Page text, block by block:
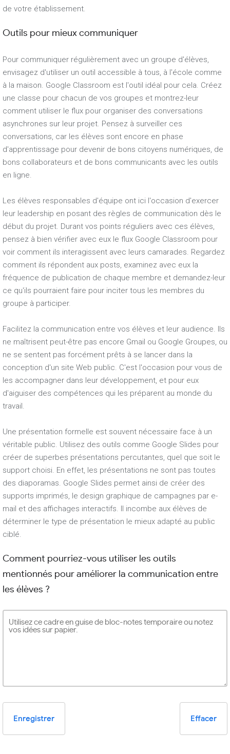
de votre établissement.
Outils pour mieux communiquer
Pour communiquer régulièrement avec un groupe d'élèves,
envisagez d'utiliser un outil accessible à tous, à l'école comme
à la maison. Google Classroom est l'outil idéal pour cela. Créez
une classe pour chacun de vos groupes et montrez-leur
comment utiliser le flux pour organiser des conversations
asynchrones sur leur projet. Pensez à surveiller ces
conversations, car les élèves sont encore en phase
d'apprentissage pour devenir de bons citoyens numériques, de
bons collaborateurs et de bons communicants avec les outils
en ligne.
Les élèves responsables d'équipe ont ici l'occasion d'exercer
leur leadership en posant des règles de communication dès le
début du projet. Durant vos points réguliers avec ces élèves,
pensez à bien vérifier avec eux le flux Google Classroom pour
voir comment ils interagissent avec leurs camarades. Regardez
comment ils répondent aux posts, examinez avec eux la
fréquence de publication de chaque membre et demandez-leur
ce qu'ils pourraient faire pour inciter tous les membres du
groupe à participer.
Facilitez la communication entre vos élèves et leur audience. Ils
ne maîtrisent peut-être pas encore Gmail ou Google Groupes, ou
ne se sentent pas forcément prêts à se lancer dans la
conception d'un site Web public. C'est l'occasion pour vous de
les accompagner dans leur développement, et pour eux
d'aiguiser des compétences qui les préparent au monde du
travail.
Une présentation formelle est souvent nécessaire face à un
véritable public. Utilisez des outils comme Google Slides pour
créer de superbes présentations percutantes, quel que soit le
support choisi. En effet, les présentations ne sont pas toutes
des diaporamas. Google Slides permet ainsi de créer des
supports imprimés, le design graphique de campagnes par e-
mail et des affichages interactifs. Il incombe aux élèves de
déterminer le type de présentation le mieux adapté au public
ciblé.
Comment pourriez-vous utiliser les outils
mentionnés pour améliorer la communication entre
les élèves ?
Enregistrer Effacer